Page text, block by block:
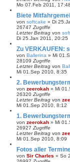
Mo 07.Feb 2011, 17:48
Biete
von softcake » Di
26747 Zugriffe
Letzter Beitrag von
Di 25.Jan 2011, 20:25
Zu VERKAUFEN:
von Ballerina » Mi
28109 Zugriffe
Letzter Beitrag von
Mi 01.Sep 2010, 8:35
2.
von zeerokah » Mi
26320 Zugriffe
Letzter Beitrag von
Mi 01.Sep 2010, 8:12
1.
von zeerokah » Mi
26927 Zugriffe
Letzter Beitrag von
Mi 01.Sep 2010, 8:09
Fotos aller
von Sir Charles » So